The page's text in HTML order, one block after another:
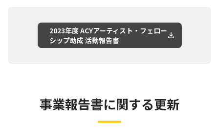
2023年度 ACYアーティスト・フェロー
シップ助成 活動報告書
事業報告書に関する更新